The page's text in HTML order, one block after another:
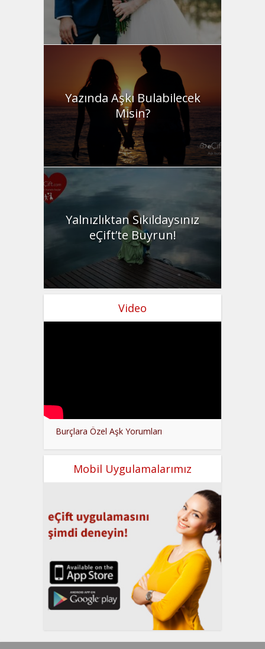
Yazında Aşkı Bulabilecek
Misin?
Yalnızlıktan Sıkıldaysınız
eÇift’te Buyrun!
Video
Burçlara Özel Aşk Yorumları
Mobil Uygulamalarımız